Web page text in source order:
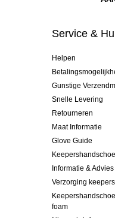
Service &
Helpen
Gunstige
Snelle Levering
Retourneren
Maat Informatie
Glove Guide
Informatie &
Verzorging
foam